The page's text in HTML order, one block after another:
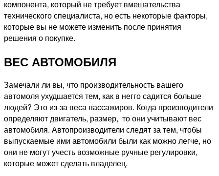
компонента, который не требует вмешательства
технического специалиста, но есть некоторые факторы,
которые вы не можете изменить после принятия
решения о покупке.
ВЕС АВТОМОБИЛЯ
Замечали ли вы, что производительность вашего
автомоля ухудшается тем, как в негго садится больше
людей? Это из-за веса пассажиров. Когда производители
определяют двигатель, размер, то они учитывают вес
автомобиля. Автопроизводители следят за тем, чтобы
выпускаемые ими автомобили были как можно легче, но
они не могут учесть возможные ручные регулировки,
которые может сделать владелец.